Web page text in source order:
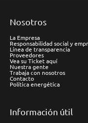
Nosotros
La Empresa
Responsabilidad social y
Línea de transparencia
Proveedores
Vea su Ticket aquí
Nuestra gente
Trabaja con nosotros
Contacto
Política energética
Información útil